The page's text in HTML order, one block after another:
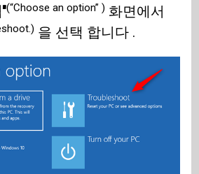
(“Choose an option” ) 화면에서
을 선택 합니다 .